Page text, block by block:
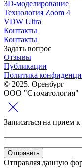
3D-моделирование
Технология Zoom 4
VDW Ultra
Контакты
Контакты
Задать вопрос
Отзывы
Публикации
Политика
© 2025. Оренбург
ООО "Стоматология"
Записаться на прием к
Отправить
Отправляя данную